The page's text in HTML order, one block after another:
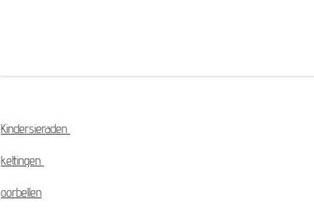
Kindersieraden
kettingen
oorbellen